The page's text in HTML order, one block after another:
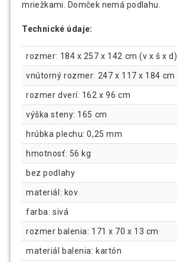
mriežkami. Domček nemá podlahu.
Technické údaje:
rozmer: 184 x 257 x 142 cm (v x š x d)
vnútorný rozmer: 247 x 117 x 184 cm
rozmer dverí: 162 x 96 cm
výška steny: 165 cm
hrúbka plechu: 0,25 mm
hmotnosť: 56 kg
bez podlahy
materiál: kov
farba: sivá
rozmer balenia: 171 x 70 x 13 cm
materiál balenia: kartón